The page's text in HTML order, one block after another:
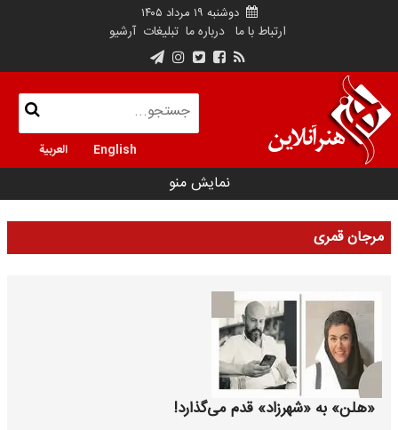
دوشنبه ۱۹ مرداد ۱۴۰۵
ارتباط با ما درباره ما تبلیغات آرشیو
English العربية
نمایش منو
مرجان قمری
«هلن» به «شهرزاد» قدم می‌گذارد!